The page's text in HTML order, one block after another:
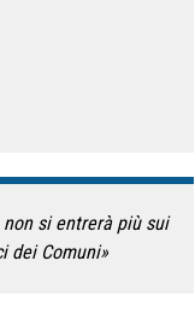
si entrerà più sui
dei Comuni»